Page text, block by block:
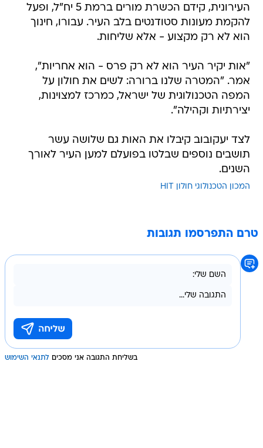
העירונית, קידם הכשרת מורים ברמת 5 יח"ל, ופעל
להקמת מעונות סטודנטים בלב העיר. עבורו, חינוך
הוא לא רק מקצוע - אלא שליחות.
"אות יקיר העיר הוא לא רק פרס - הוא אחריות",
אמר. "המטרה שלנו ברורה: לשים את חולון על
המפה הטכנולוגית של ישראל, כמרכז למצוינות,
יצירתיות וקהילה".
לצד יעקובוב קיבלו את האות גם שלושה עשר
תושבים נוספים שבלטו בפועלם למען העיר לאורך
השנים.
המכון הטכנולוגי חולון HIT
טרם התפרסמו תגובות
בשליחת התגובה אני מסכים לתנאי השימוש